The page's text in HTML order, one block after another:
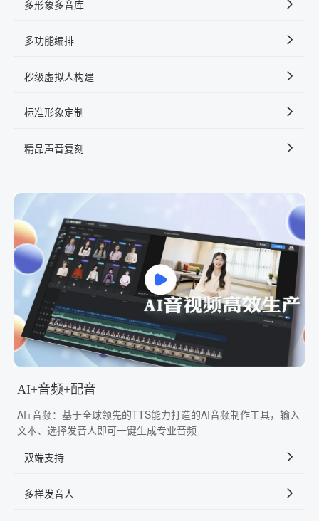
多形象多音库
多功能编排
秒级虚拟人构建
标准形象定制
精品声音复刻
AI+音频+配音
AI+音频：基于全球领先的TTS能力打造的AI音频制作工具，输入
文本、选择发音人即可一键生成专业音频
双端支持
多样发音人